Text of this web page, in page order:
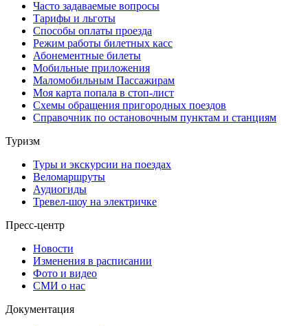
Часто задаваемые вопросы
Тарифы и льготы
Способы оплаты проезда
Режим работы билетных касс
Абонементные билеты
Мобильные приложения
Маломобильным Пассажирам
Моя карта попала в стоп-лист
Cхемы обращения пригородных поездов
Справочник по остановочным пунктам и станциям
Туризм
Туры и экскурсии на поездах
Веломаршруты
Аудиогиды
Тревел-шоу на электричке
Пресс-центр
Новости
Изменения в расписании
Фото и видео
СМИ о нас
Документация